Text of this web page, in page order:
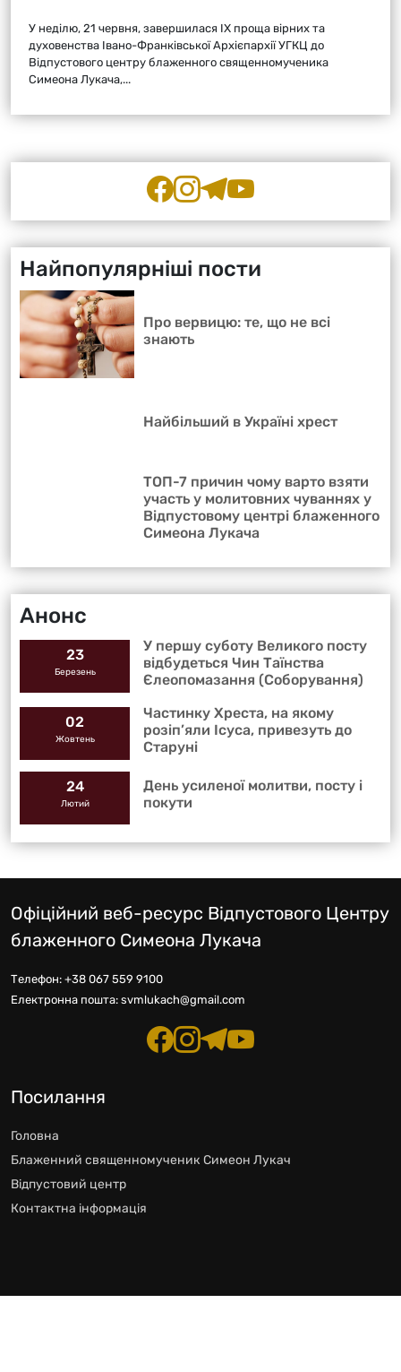
У неділю, 21 червня, завершилася ІХ проща вірних та
духовенства Івано-Франківської Архієпархії УГКЦ до
Відпустового центру блаженного священномученика
Симеона Лукача,...
Найпопулярніші пости
Про вервицю: те, що не всі
знають
Найбільший в Україні хрест
ТОП-7 причин чому варто взяти
участь у молитовних чуваннях у
Відпустовому центрі блаженного
Анонс
23
Березень
У першу суботу Великого посту
відбудеться Чин Таїнства
02
Жовтень
Частинку Хреста, на якому
розіп’яли Ісуса, привезуть до
24
Лютий
День усиленої молитви, посту і
Офіційний веб-ресурс Відпустового Центру
Телефон:+38 067 559 9100
Головна
Блаженний священномученик Симеон Лукач
Відпустовий центр